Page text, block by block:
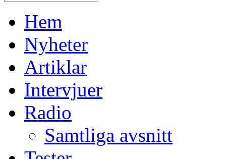
Hem
Nyheter
Artiklar
Intervjuer
Radio
Samtliga avsnitt